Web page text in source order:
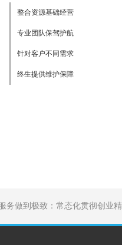
整合资源基础经营
专业团队保驾护航
针对客户不同需求
终生提供维护保障
务做到极致：常态化贯彻创业